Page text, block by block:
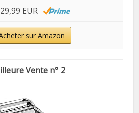
29,99 EUR
sur Amazon
2